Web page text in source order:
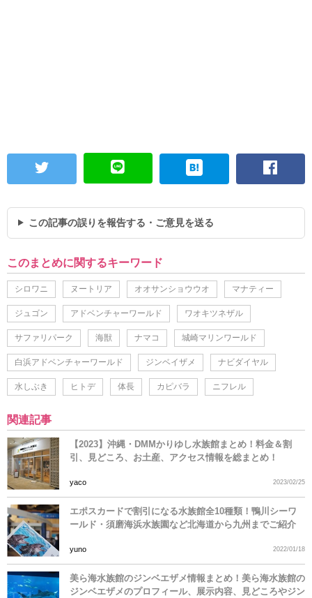
この記事の誤りを報告する・ご意見を送る
このまとめに関するキーワード
シロワニ ヌートリア オオサンショウウオ マナティー
ジュゴン アドベンチャーワールド ワオキツネザル
サファリパーク 海獣 ナマコ 城崎マリンワールド
白浜アドベンチャーワールド ジンベイザメ ナビダイヤル
水しぶき ヒトデ 体長 カピバラ ニフレル
関連記事
【2023】沖縄・DMMかりゆし水族館まとめ！料金＆割
引、見どころ、お土産、アクセス情報を総まとめ！
yaco 2023/02/25
エポスカードで割引になる水族館全10種類！鴨川シーワ
ールド・須磨海浜水族園など北海道から九州までご紹介
yuno 2022/01/18
美ら海水族館のジンベエザメ情報まとめ！美ら海水族館の
ジンベエザメのプロフィール、展示内容、見どころやジン